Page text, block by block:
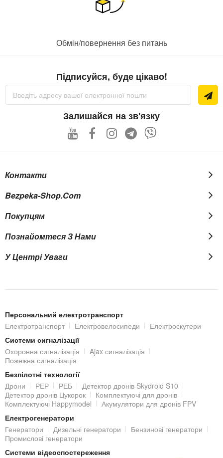
Обмін/повернення без питань
Підписуйся, буде цікаво!
Підпишіться
нашу
Залишайся на зв'язку
Контакти
Bezpeka-Shop.com
Покупцям
Познайомтеся З Нами
У Центрі Уваги
Персональний електротранспорт
Електротранспорт
Електровелосипеди
Електроскутери
Системи сигналізації
Охоронна сигналізація
Ajax сигналізація
Пожежна сигналізація
Безпілотні технології
Дрони
РЕР РЕБ
Детектор дронів Skydroid S10
Детектор дронів Цукорок
Комплектуючі для дронів
Комплектуючі Happymodel
Акумулятори для дронів FPV
Електрогенератори
Генератори
Дизельні генератори
Бензинові генератори
Промислові генератори
Системи відеоспостереження